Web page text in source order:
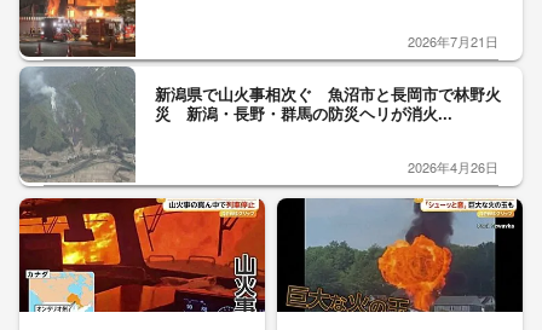
2026年7月21日
新潟県で山火事相次ぐ 魚沼市と長岡市で林野火
災 新潟・長野・群馬の防災ヘリが消火...
2026年4月26日